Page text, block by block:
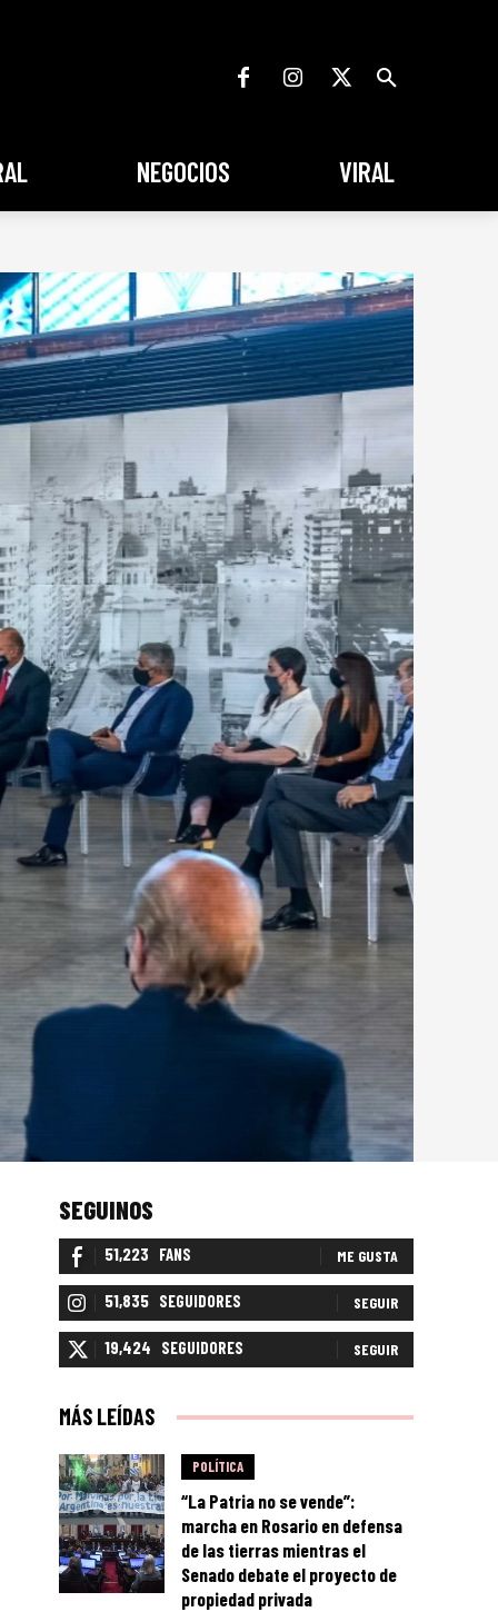
NEGOCIOS VIRAL
SEGUINOS
51,223 FANS ME GUSTA
51,835 SEGUIDORES SEGUIR
19,424 SEGUIDORES SEGUIR
MÁS LEÍDAS
POLÍTICA
“La Patria no se vende”:
marcha en Rosario en defensa
de las tierras mientras el
Senado debate el proyecto de
propiedad privada